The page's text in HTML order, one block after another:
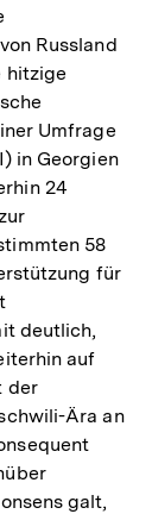
Russland
hitzige
Umfrage
in Georgien
24
58
für
deutlich,
auf
der
Ära an
galt,